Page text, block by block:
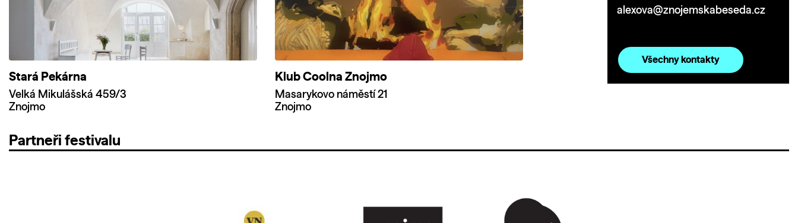
Stará Pekárna
Velká Mikulášská 459/3
Znojmo
Klub Coolna Znojmo
Masarykovo náměstí 21
Znojmo
alexova@znojemskabeseda.cz
Všechny kontakty
Partneři festivalu